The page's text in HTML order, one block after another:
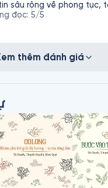
sâu rộng về phong tục,
đọc: 5/5
thêm đánh giá